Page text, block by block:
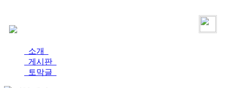
소개
게시판
토막글